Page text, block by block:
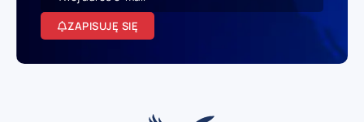
ZAPISUJĘ SIĘ